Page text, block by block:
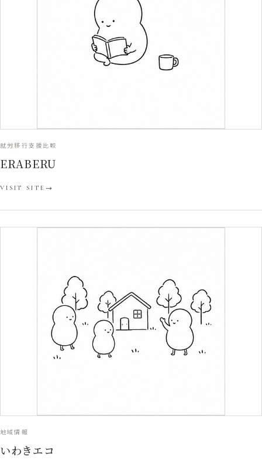
就労移行支援比較
ERABERU
VISIT SITE
地域情報
いわきエコ